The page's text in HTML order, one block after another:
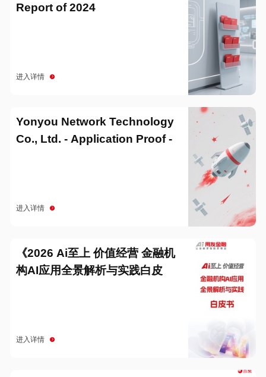
Report of 2024
进入详情
Yonyou Network Technology
Co., Ltd. - Application Proof -
进入详情
《2026 Ai至上 价值经营 金融机
构AI应用全景解析与实践白皮
进入详情